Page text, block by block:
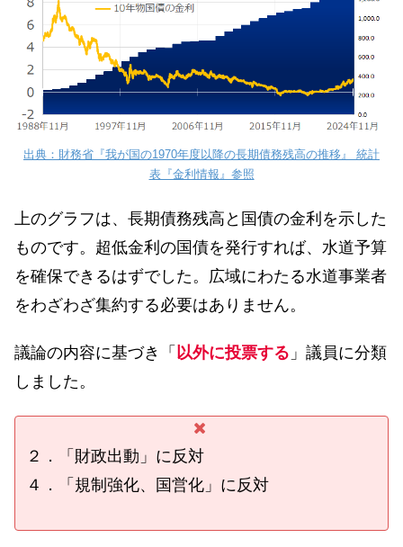
出典：財務省『我が国の1970年度以降の長期債務残高の推移』 統計
表『金利情報』参照
上のグラフは、長期債務残高と国債の金利を示した
ものです。超低金利の国債を発行すれば、水道予算
を確保できるはずでした。広域にわたる水道事業者
をわざわざ集約する必要はありません。
議論の内容に基づき「 以外に投票する 」議員に分類
しました。
２．「財政出動」に反対
４．「規制強化、国営化」に反対